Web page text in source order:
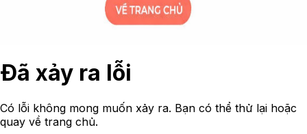
Đã xảy ra lỗi
Có lỗi không mong muốn xảy ra. Bạn có thể thử lại hoặc
quay về trang chủ.